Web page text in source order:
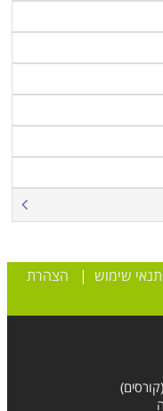
תנאי שימוש | הצהרת